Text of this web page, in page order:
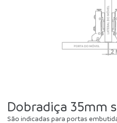
Dobradiça 35mm
São indicadas para portas